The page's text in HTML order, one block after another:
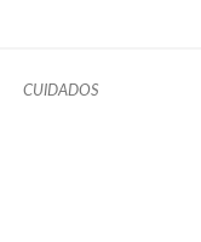
CUIDADOS